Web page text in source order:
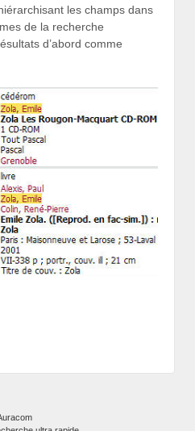
les champs dans
de la recherche
d’abord comme